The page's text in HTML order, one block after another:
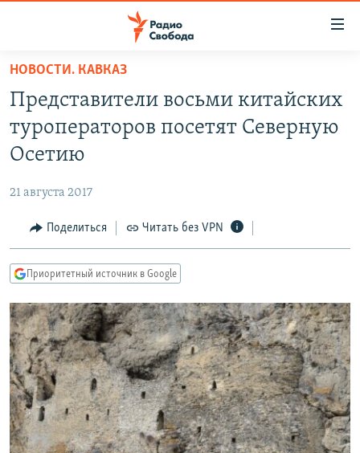
упрощенного
доступа
основному
Вернутся
Вернутся
поиску
ПОДКАСТЫ
АВТОРСКИЕ ПРОЕКТЫ
МНЕНИЯ
КУЛЬТУРА
КАВКАЗ.РЕАЛИИ
СЕВЕР.РЕАЛИИ
СИБИРЬ.РЕАЛИИ
РАСПИСАНИЕ ВЕЩАНИЯ
ПОДПИШИТЕСЬ НА РАССЫЛКУ
СОЦИАЛЬНЫЕ СЕТИ
НОВОСТИ. КАВКАЗ
Представители восьми китайских
туроператоров посетят Северную
Осетию
21 августа 2017
Поделиться Читать без VPN
Приоритетный источник в Google